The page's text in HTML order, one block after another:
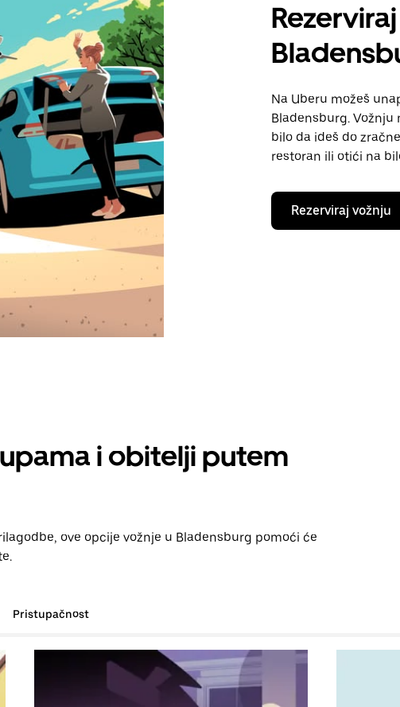
Na Uberu možeš
Bladensburg.
bilo da ideš do
restoran ili otići na
Rezerviraj vožnju
i obitelji putem
ove opcije vožnje u Bladensburg pomoći će
Pristupačnost